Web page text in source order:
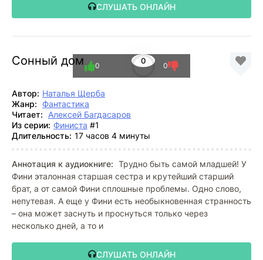
СЛУШАТЬ ОНЛАЙН
Сонный дом 0
0 0
Автор: Наталья Щерба
Жанр:
Фантастика
Читает:
Алексей Багдасаров
Из серии: Финиста #1
Длительность: 17 часов 4 минуты
Аннотация к аудиокниге: Трудно быть самой младшей! У
Фини эталонная старшая сестра и крутейший старший
брат, а от самой Фини сплошные проблемы. Одно слово,
непутевая. А еще у Фини есть необыкновенная странность
– она может заснуть и проснуться только через
несколько дней, а то и
СЛУШАТЬ ОНЛАЙН